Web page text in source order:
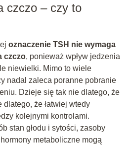
czczo – czy to
oznaczenie TSH nie wymaga
czczo, ponieważ wpływ jedzenia
niewielki. Mimo to wiele
nadal zaleca poranne pobranie
Dzieje się tak nie dlatego, że
dlatego, że łatwiej wtedy
kolejnymi kontrolami.
stan głodu i sytości, zasoby
metaboliczne mogą